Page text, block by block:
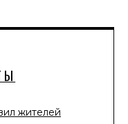
жителей